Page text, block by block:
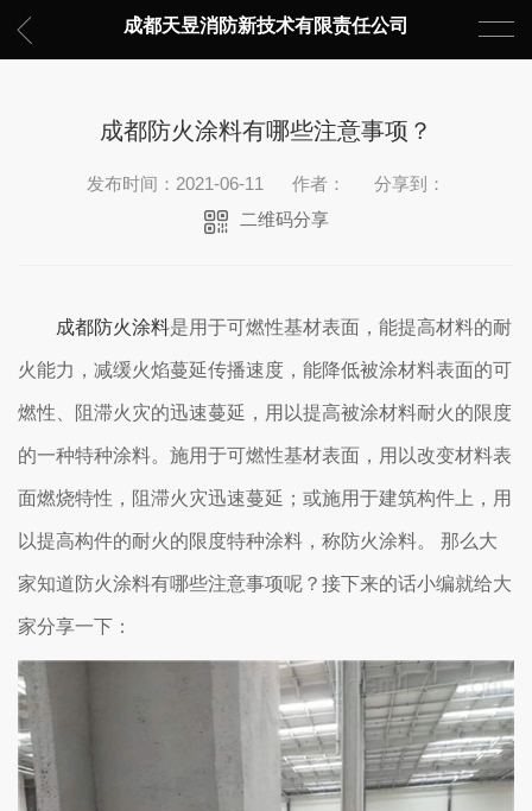
成都天昱消防新技术有限责任公司
成都防火涂料有哪些注意事项？
发布时间：2021-06-11 作者：
分享到：
二维码分享
成都防火涂料是用于可燃性基材表面，能提高材料的耐
火能力，减缓火焰蔓延传播速度，能降低被涂材料表面的可
燃性、阻滞火灾的迅速蔓延，用以提高被涂材料耐火的限度
的一种特种涂料。施用于可燃性基材表面，用以改变材料表
面燃烧特性，阻滞火灾迅速蔓延；或施用于建筑构件上，用
以提高构件的耐火的限度特种涂料，称防火涂料。 那么大
家知道防火涂料有哪些注意事项呢？接下来的话小编就给大
家分享一下：